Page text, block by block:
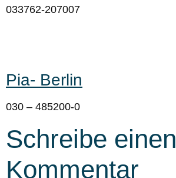
033762-207007
Pia- Berlin
030 – 485200-0
Schreibe einen
Kommentar